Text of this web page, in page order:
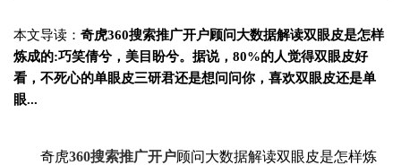
本文导读： 奇虎360搜索推广开户顾问大数据解读双眼皮是怎样
炼成的:巧笑倩兮，美目盼兮。据说，80%的人觉得双眼皮好
看，不死心的单眼皮三研君还是想问问你，喜欢双眼皮还是单
眼...
奇虎360搜索推广开户顾问大数据解读双眼皮是怎样炼